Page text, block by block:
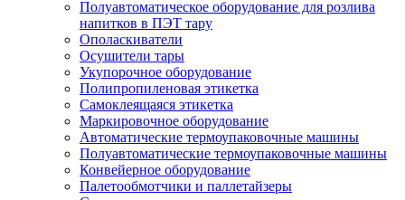
Полуавтоматическое оборудование для розлива
напитков в ПЭТ тару
Ополаскиватели
Осушители тары
Укупорочное оборудование
Полипропиленовая этикетка
Самоклеящаяся этикетка
Маркировочное оборудование
Автоматические термоупаковочные машины
Полуавтоматические термоупаковочные машины
Конвейерное оборудование
Палетообмотчики и паллетайзеры